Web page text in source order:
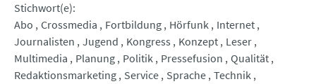
Stichwort(e)
Abo Crossmedia Fortbildung Hörfunk Internet
Journalisten Jugend Kongress Konzept Leser
Multimedia
Planung Politik Pressefusion Qualität
Redaktionsmarketing Service Sprache Technik